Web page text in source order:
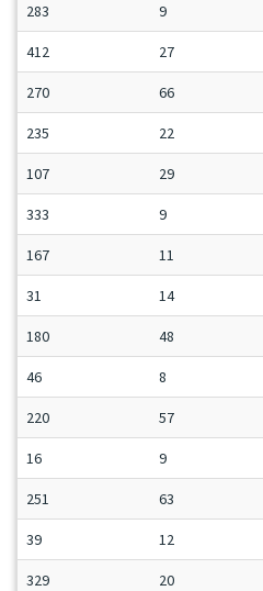
283 9
412 27
270 66
235 22
107 29
333 9
167 11
31 14
180 48
46 8
220 57
16 9
251 63
39 12
329 20